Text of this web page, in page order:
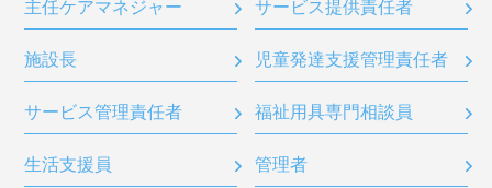
主任ケアマネジャー サービス提供責任者
施設長 児童発達支援管理責任者
サービス管理責任者 福祉用具専門相談員
生活支援員 管理者